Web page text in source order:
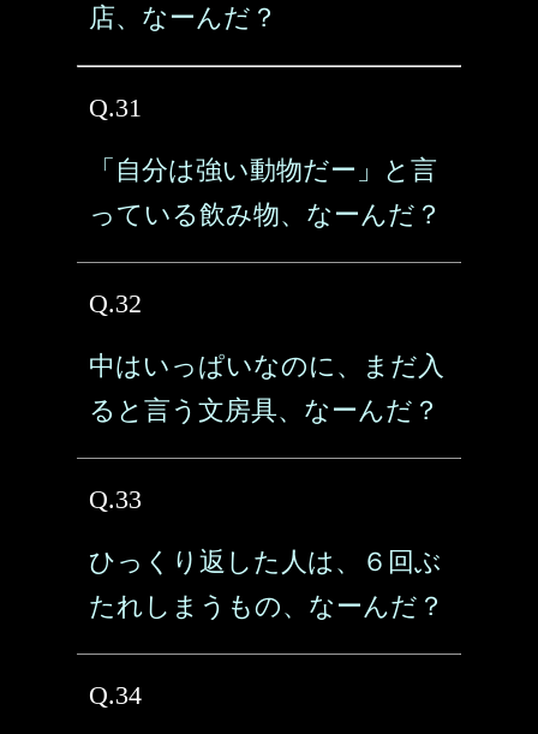
店、なーんだ？
Q.31
「自分は強い動物だー」と言
っている飲み物、なーんだ？
Q.32
中はいっぱいなのに、まだ入
ると言う文房具、なーんだ？
Q.33
ひっくり返した人は、６回ぶ
たれしまうもの、なーんだ？
Q.34